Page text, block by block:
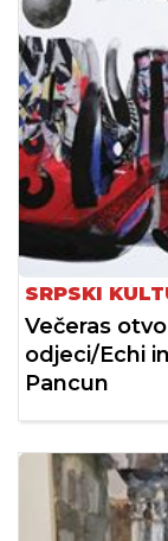
SRPSKI
Večeras
odjeci/Echi
Pancun